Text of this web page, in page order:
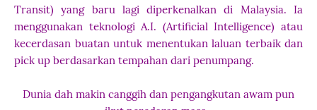
Transit) yang baru lagi diperkenalkan di Malaysia. Ia
menggunakan teknologi A.I. (Artificial Intelligence) atau
kecerdasan buatan untuk menentukan laluan terbaik dan
pick up berdasarkan tempahan dari penumpang.
Dunia dah makin canggih dan pengangkutan awam pun